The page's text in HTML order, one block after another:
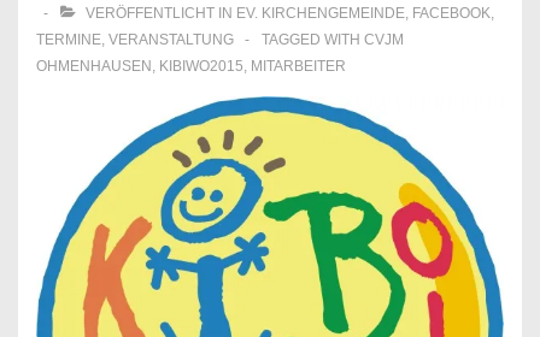
VERÖFFENTLICHT IN EV. KIRCHENGEMEINDE, FACEBOOK,
TERMINE, VERANSTALTUNG TAGGED WITH CVJM
OHMENHAUSEN , KIBIWO2015, MITARBEITER